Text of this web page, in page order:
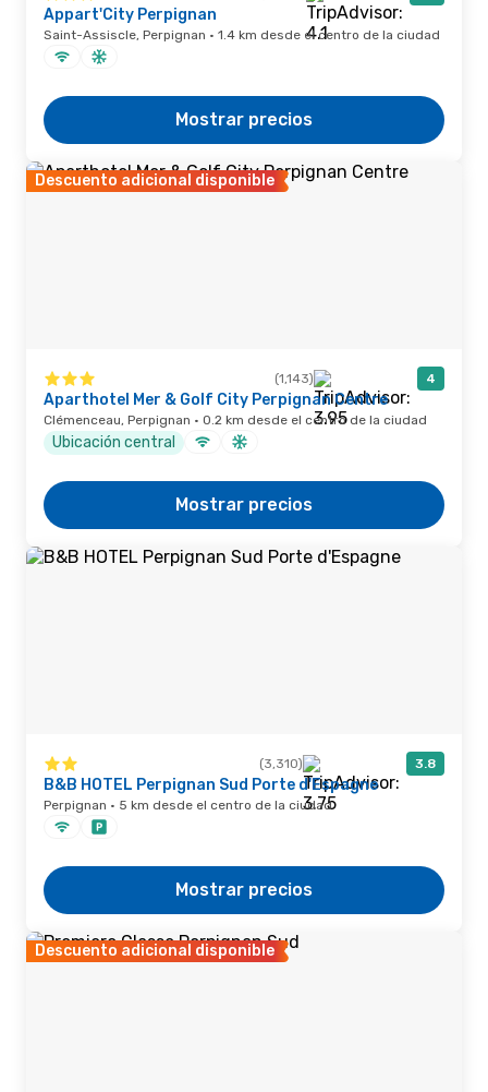
Appart'City Perpignan
Saint-Assiscle, Perpignan · 1.4 km desde el centro de la ciudad
Mostrar precios
Descuento adicional disponible
(1,143) 4
Aparthotel Mer & Golf City Perpignan Centre
Clémenceau, Perpignan · 0.2 km desde el centro de la ciudad
Ubicación central
Mostrar precios
(3,310) 3.8
B&B HOTEL Perpignan Sud Porte d'Espagne
Perpignan · 5 km desde el centro de la ciudad
Mostrar precios
Descuento adicional disponible